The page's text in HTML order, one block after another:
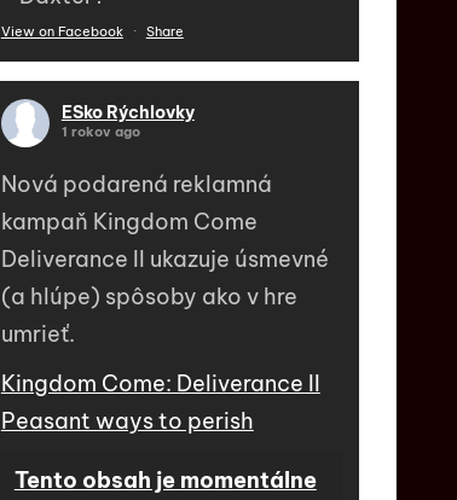
View on Facebook · Share
ESko Rýchlovky
1 rokov ago
Nová podarená reklamná
kampaň Kingdom Come
Deliverance II ukazuje úsmevné
(a hlúpe) spôsoby ako v hre
umrieť.
Kingdom Come: Deliverance II
Peasant ways to perish
Tento obsah je momentálne